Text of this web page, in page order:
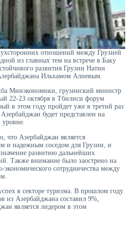
отношений между Грузией
из главных тем на встрече в Баку
развития Грузии Натии
Ильхамом Алиевым.
Минэкономики, грузинский министр
22-23 октября в Тбилиси форум
в этом году пройдет уже в третий раз
будет представлен на
что Азербайджан является
и надежным соседом для Грузии, и
развитию дальнейших
Также внимание было заострено на
экономического сотрудничества между
в секторе туризма. В прошлом году
из Азербайджана составил 9%,
является лидером в этом